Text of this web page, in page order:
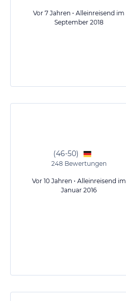
Vor 7 Jahren • Alleinreisend im
September 2018
(46-50)
248 Bewertungen
Vor 10 Jahren • Alleinreisend im
Januar 2016